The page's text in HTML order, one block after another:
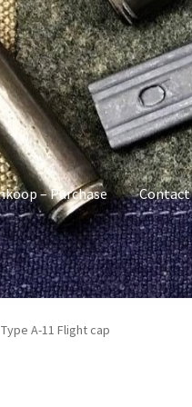
– Purchase Contact
A-11 Flight cap